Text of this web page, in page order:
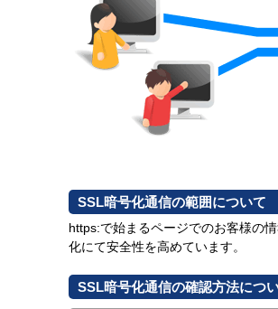
SSL暗号化通信の範囲について
https:で始まるページでのお客様の
化にて安全性を高めています。
SSL暗号化通信の確認方法につ